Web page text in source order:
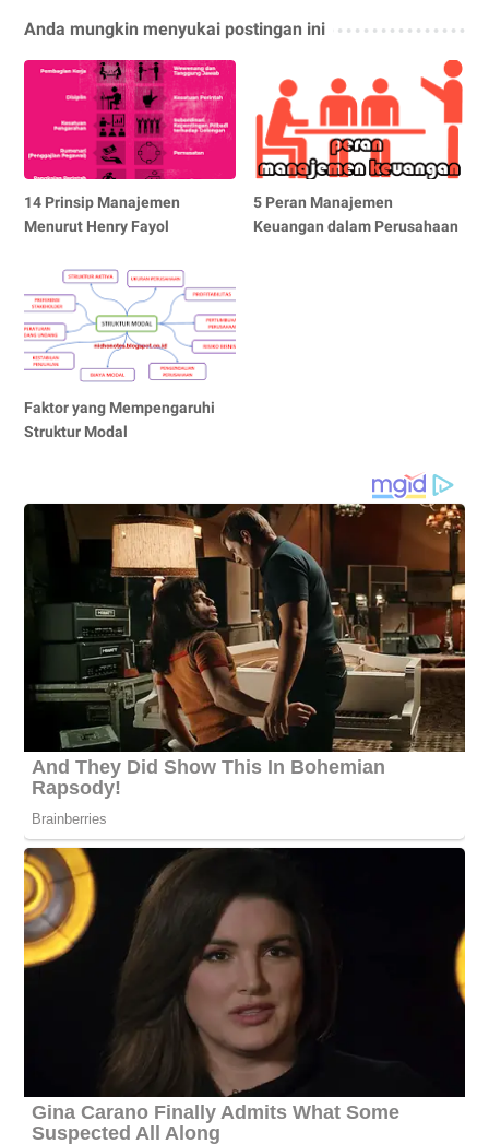
Anda mungkin menyukai postingan ini
14 Prinsip Manajemen
Menurut Henry Fayol
5 Peran Manajemen
Keuangan dalam Perusahaan
Faktor yang Mempengaruhi
Struktur Modal